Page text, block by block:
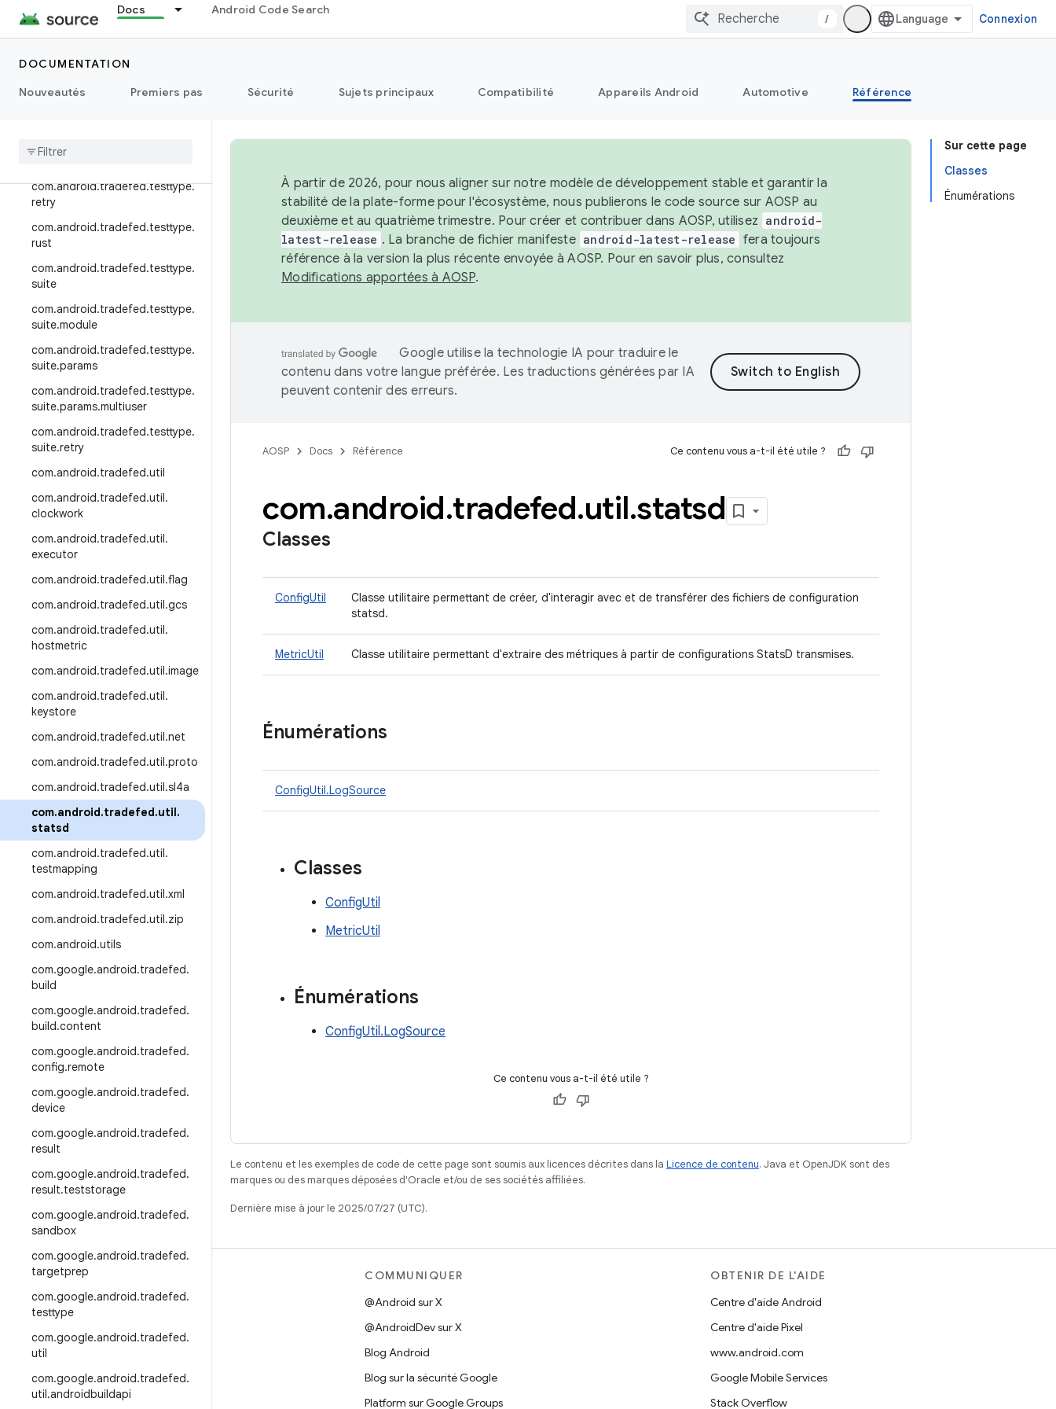
Docs Android Code Search
/ Connexion
DOCUMENTATION
Nouveautés
Premiers pas Sécurité Sujets principaux Compatibilité Appareils Android Automotive Référence
com.android.tradefed.testtype.j
unit4
com.android.tradefed.testtype.
com
com.android.tradefed.testtype.
retry
com.android.tradefed.testtype.
rust
com.android.tradefed.testtype.
suite
com.android.tradefed.testtype.
suite.module
com.android.tradefed.testtype.
suite.params
com.android.tradefed.testtype.
suite.params.multiuser
com.android.tradefed.testtype.
suite.retry
com.android.tradefed.util
com.android.tradefed.util.
clockwork
com.android.tradefed.util.
executor
com.android.tradefed.util.flag
com.android.tradefed.util.gcs
com.android.tradefed.util.
hostmetric
com.android.tradefed.util.image
com.android.tradefed.util.
keystore
com.android.tradefed.util.net
com.android.tradefed.util.proto
com.android.tradefed.util.sl4a
com.android.tradefed.util.
statsd
com.android.tradefed.util.
testmapping
com.android.tradefed.util.xml
com.android.tradefed.util.zip
com.android.utils
com.google.android.tradefed.
build
com.google.android.tradefed.
build.content
com.google.android.tradefed.
config.remote
com.google.android.tradefed.
device
com.google.android.tradefed.
result
com.google.android.tradefed.
result.teststorage
com.google.android.tradefed.
sandbox
com.google.android.tradefed.
targetprep
com.google.android.tradefed.
testtype
com.google.android.tradefed.
util
com.google.android.tradefed.
util.androidbuildapi
Sur cette page
Classes
Énumérations
À partir de 2026, pour nous aligner sur notre modèle de développement stable et garantir la
stabilité de la plate-forme pour l'écosystème, nous publierons le code source sur AOSP au
deuxième et au quatrième trimestre. Pour créer et contribuer dans AOSP, utilisez android-
latest-release . La branche de fichier manifeste android-latest-release fera toujours
référence à la version la plus récente envoyée à AOSP. Pour en savoir plus, consultez
Modifications apportées à AOSP.
Google utilise la technologie IA pour traduire le
contenu dans votre langue préférée. Les traductions générées par IA
peuvent contenir des erreurs.
AOSP Docs Référence Ce contenu vous a-t-il été utile ?
com.android.tradefed.util.statsd
Classes
ConfigUtil
Classe utilitaire permettant de créer, d'interagir avec et de transférer des fichiers de configuration
statsd.
MetricUtil Classe utilitaire permettant d'extraire des métriques à partir de configurations StatsD transmises.
Énumérations
ConfigUtil.LogSource
Classes
ConfigUtil
MetricUtil
Énumérations
ConfigUtil.LogSource
Ce contenu vous a-t-il été utile ?
Le contenu et les exemples de code de cette page sont soumis aux licences décrites dans la Licence de contenu. Java et OpenJDK sont des
marques ou des marques déposées d'Oracle et/ou de ses sociétés affiliées.
Dernière mise à jour le 2025/07/27 (UTC).
CRÉER
Référentiel Android
Téléchargement
Prévisualiser les binaires
Images d'usine
COMMUNIQUER
@Android sur X
@AndroidDev sur X
Blog Android
Blog sur la sécurité Google
Platform sur Google Groups
OBTENIR DE L'AIDE
Centre d'aide Android
Centre d'aide Pixel
www.android.com
Google Mobile Services
Stack Overflow